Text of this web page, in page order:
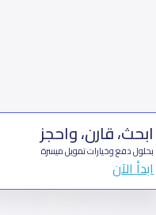
ابحث، قارن، واحجز
بحلول دفع وخيارات تمويل ميسرة
ابدأ الآن